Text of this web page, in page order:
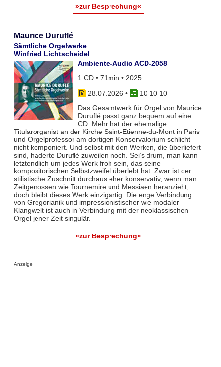
»zur Besprechung«
Maurice Duruflé
Sämtliche Orgelwerke
Winfried Lichtscheidel
Ambiente-Audio ACD-2058
1 CD • 71min • 2025
28.07.2026 •
10 10 10
Das Gesamtwerk für Orgel von Maurice
Duruflé passt ganz bequem auf eine
CD. Mehr hat der ehemalige
Titularorganist an der Kirche Saint-Etienne-du-Mont in Paris
und Orgelprofessor am dortigen Konservatorium schlicht
nicht komponiert. Und selbst mit den Werken, die überliefert
sind, haderte Duruflé zuweilen noch. Sei’s drum, man kann
letztendlich um jedes Werk froh sein, das seine
kompositorischen Selbstzweifel überlebt hat. Zwar ist der
stilistische Zuschnitt durchaus eher konservativ, wenn man
Zeitgenossen wie Tournemire und Messiaen heranzieht,
doch bleibt dieses Werk einzigartig. Die enge Verbindung
von Gregorianik und impressionistischer wie modaler
Klangwelt ist auch in Verbindung mit der neoklassischen
Orgel jener Zeit singulär.
»zur Besprechung«
Anzeige